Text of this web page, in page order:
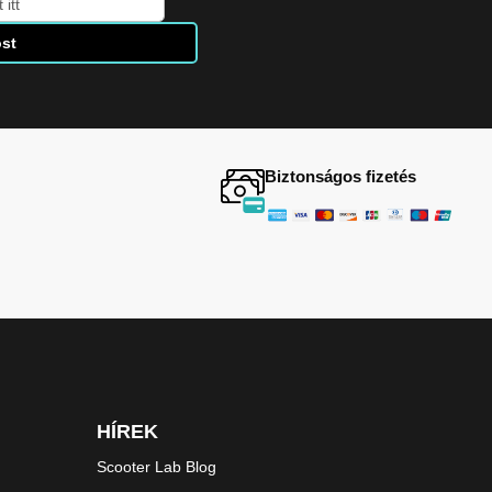
Biztonságos fizetés
HÍREK
Scooter Lab Blog